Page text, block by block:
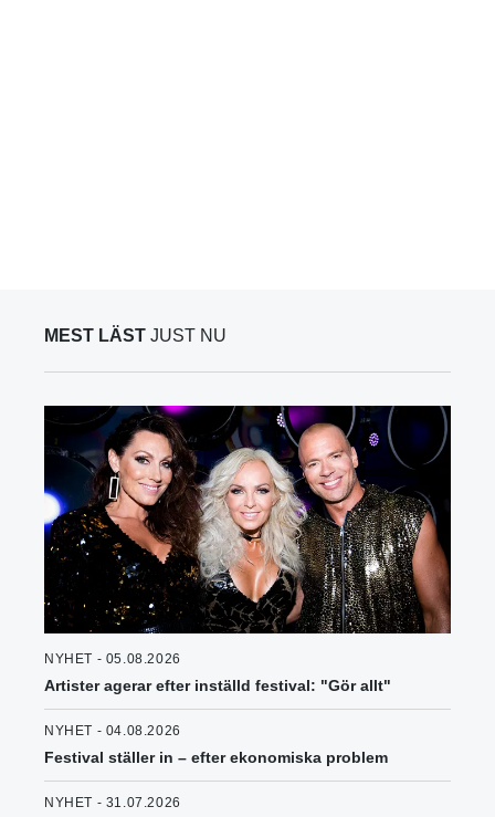
MEST LÄST JUST NU
NYHET - 05.08.2026
Artister agerar efter inställd festival: "Gör allt"
NYHET - 04.08.2026
Festival ställer in – efter ekonomiska problem
NYHET - 31.07.2026